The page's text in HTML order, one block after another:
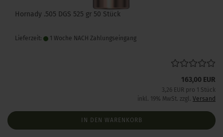
Hornady .505 DGS 525 gr 50 Stück
Lieferzeit: 1 Woche NACH Zahlungseingang
163,00 EUR
3,26 EUR pro 1 Stück
inkl. 19% MwSt. zzgl. Versand
IN DEN WARENKORB